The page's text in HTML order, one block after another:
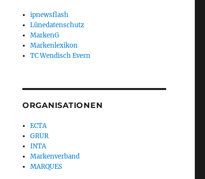
ipnewsflash
Lünedatenschutz
MarkenG
Markenlexikon
TC Wendisch Evern
ORGANISATIONEN
ECTA
GRUR
INTA
Markenverband
MARQUES